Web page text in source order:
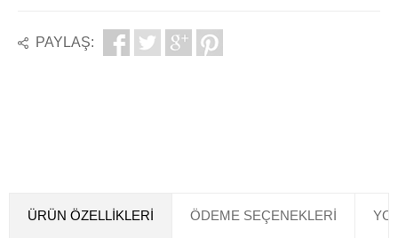
PAYLAŞ:
ÜRÜN ÖZELLIKLERI ÖDEME SEÇENEKLERI